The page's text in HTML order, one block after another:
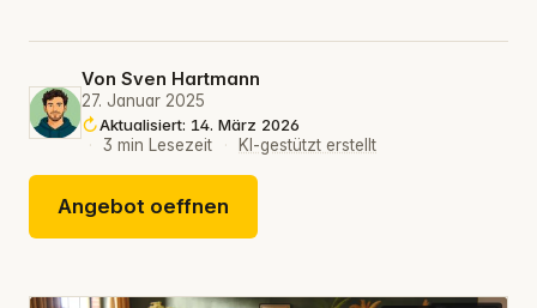
Von Sven Hartmann
27. Januar 2025
Aktualisiert: 14. März 2026
·
3 min Lesezeit · KI-gestützt erstellt
Angebot oeffnen